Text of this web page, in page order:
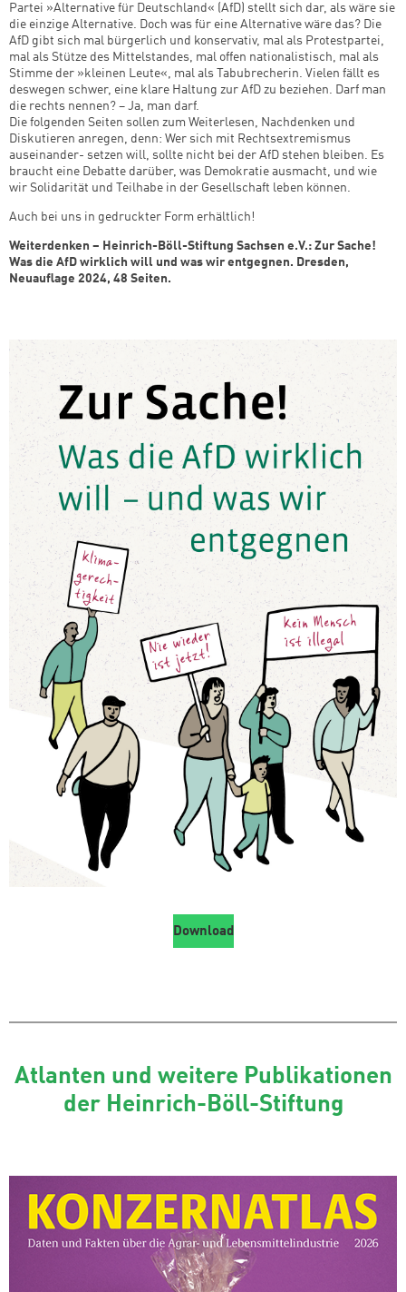
Partei »Alternative für Deutschland« (AfD) stellt sich dar, als wäre sie
die einzige Alternative. Doch was für eine Alternative wäre das? Die
AfD gibt sich mal bürgerlich und konservativ, mal als Protestpartei,
mal als Stütze des Mittelstandes, mal offen nationalistisch, mal als
Stimme der »kleinen Leute«, mal als Tabubrecherin. Vielen fällt es
deswegen schwer, eine klare Haltung zur AfD zu beziehen. Darf man
die rechts nennen? – Ja, man darf.
Die folgenden Seiten sollen zum Weiterlesen, Nachdenken und
Diskutieren anregen, denn: Wer sich mit Rechtsextremismus
auseinander- setzen will, sollte nicht bei der AfD stehen bleiben. Es
braucht eine Debatte darüber, was Demokratie ausmacht, und wie
wir Solidarität und Teilhabe in der Gesellschaft leben können.
Auch bei uns in gedruckter Form erhältlich!
Weiterdenken – Heinrich-Böll-Stiftung Sachsen e.V.: Zur Sache!
Was die AfD wirklich will und was wir entgegnen. Dresden,
Neuauflage 2024, 48 Seiten.
Download
Atlanten und weitere Publikationen
der Heinrich-Böll-Stiftung